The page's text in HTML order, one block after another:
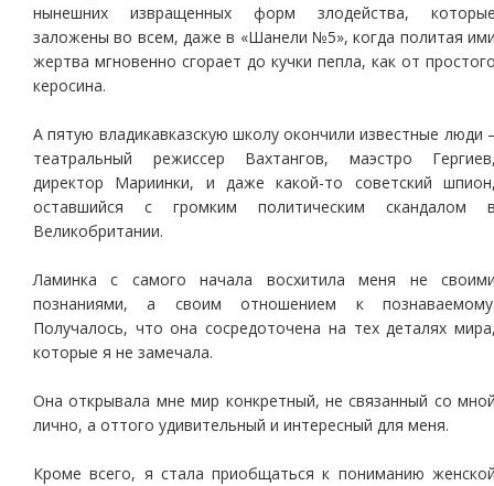
нынешних извращенных форм злодейства,
заложены во всем, даже в «Шанели №5», когда политая
жертва мгновенно сгорает до кучки пепла, как от
керосина.
А пятую владикавказскую школу окончили известные люди
театральный режиссер Вахтангов, маэстро
директор Мариинки, и даже какой-то советский
оставшийся с громким политическим скандалом
Великобритании.
Ламинка с самого начала восхитила меня не
познаниями, а своим отношением к
Получалось, что она сосредоточена на тех деталях
которые я не замечала.
Она открывала мне мир конкретный, не связанный со
лично, а оттого удивительный и интересный для меня.
Кроме всего, я стала приобщаться к пониманию